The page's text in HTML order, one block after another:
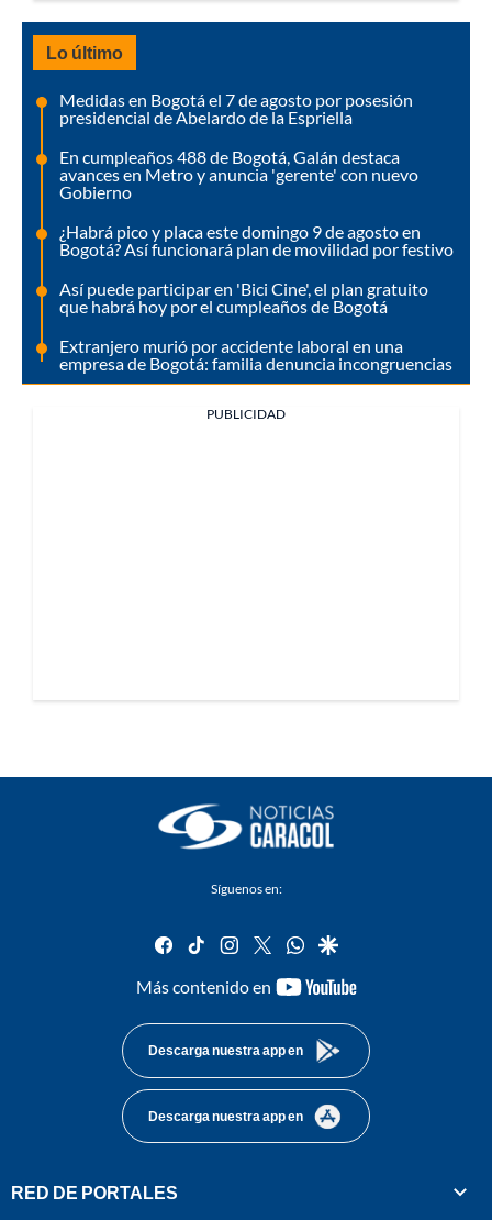
Lo último
Medidas en Bogotá el 7 de agosto por posesión
presidencial de Abelardo de la Espriella
En cumpleaños 488 de Bogotá, Galán destaca
avances en Metro y anuncia 'gerente' con nuevo
Gobierno
¿Habrá pico y placa este domingo 9 de agosto en
Bogotá? Así funcionará plan de movilidad por festivo
Así puede participar en 'Bici Cine', el plan gratuito
que habrá hoy por el cumpleaños de Bogotá
Extranjero murió por accidente laboral en una
empresa de Bogotá: familia denuncia incongruencias
PUBLICIDAD
Síguenos en:
facebook
tiktok instagram
twitterwhatsapp
google
Más contenido en
youtube-
Descarga nuestra app en
Descarga nuestra app en
RED DE PORTALES